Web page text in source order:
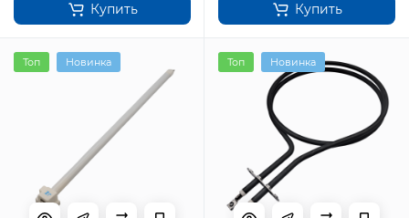
Купить Купить
Топ Новинка Топ Новинка